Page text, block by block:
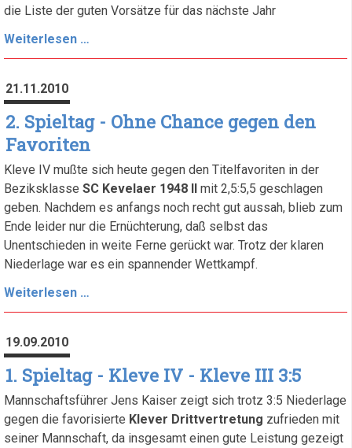
die Liste der guten Vorsätze für das nächste Jahr
Weiterlesen …
Spieltag
bewies
Wintertauglichkeit
21.11.2010
2. Spieltag - Ohne Chance gegen den
Favoriten
Kleve IV mußte sich heute gegen den Titelfavoriten in der
Beziksklasse SC Kevelaer 1948 II mit 2,5:5,5 geschlagen
geben. Nachdem es anfangs noch recht gut aussah, blieb zum
Ende leider nur die Ernüchterung, daß selbst das
Unentschieden in weite Ferne gerückt war. Trotz der klaren
Niederlage war es ein spannender Wettkampf.
Weiterlesen …
Spieltag
Chance
gegen
den
Favoriten
19.09.2010
1. Spieltag - Kleve IV - Kleve III 3:5
Mannschaftsführer Jens Kaiser zeigt sich trotz 3:5 Niederlage
gegen die favorisierte Klever Drittvertretung zufrieden mit
seiner Mannschaft, da insgesamt einen gute Leistung gezeigt